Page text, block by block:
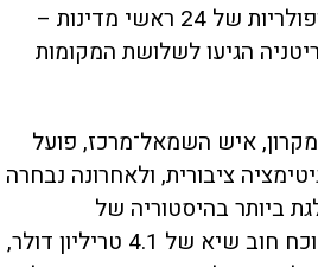
לאחרונה ועקב אחר הפופולריות של 24 ראשי מדינות –
הגיעו לשלושת המקומות
איש השמאל־מרכז, פועל
ציבורית, ולאחרונה נבחרה
ביותר בהיסטוריה של
הרפובליקה החמישית. נוכח חוב שיא של 4.1 טריליון דולר,